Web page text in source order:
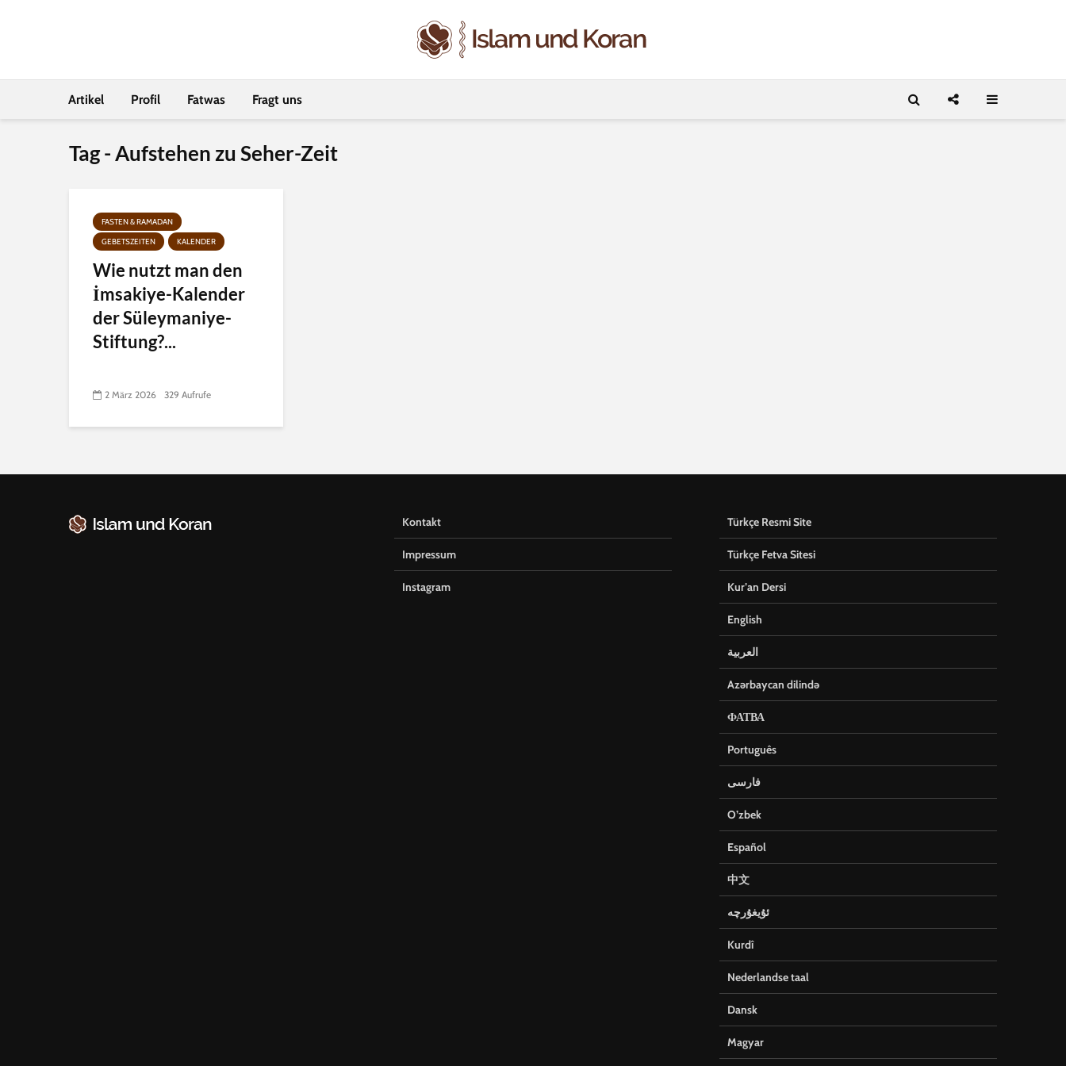
Artikel Profil Fatwas Fragt uns
Tag - Aufstehen zu Seher-Zeit
FASTEN & RAMADAN
GEBETSZEITEN
KALENDER
Wie nutzt man den
İmsakiye-Kalender
der Süleymaniye-
Stiftung?...
2 März 2026 329 Aufrufe
Kontakt
Impressum
Instagram
Türkçe Resmi Site
Türkçe Fetva Sitesi
Kur’an Dersi
English
العربية
Azərbaycan dilində
ФАТВА
Português
فارسی
O’zbek
Español
中文
ئۇيغۇرچە
Kurdî
Nederlandse taal
Dansk
Magyar